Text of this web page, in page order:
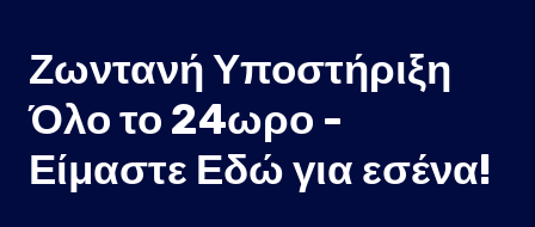
Ζωντανή Υποστήριξη
Όλο το 24ωρο -
Είμαστε Εδώ για εσένα!